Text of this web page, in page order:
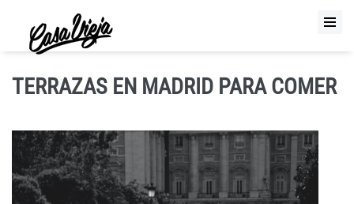
TERRAZAS EN MADRID PARA COMER